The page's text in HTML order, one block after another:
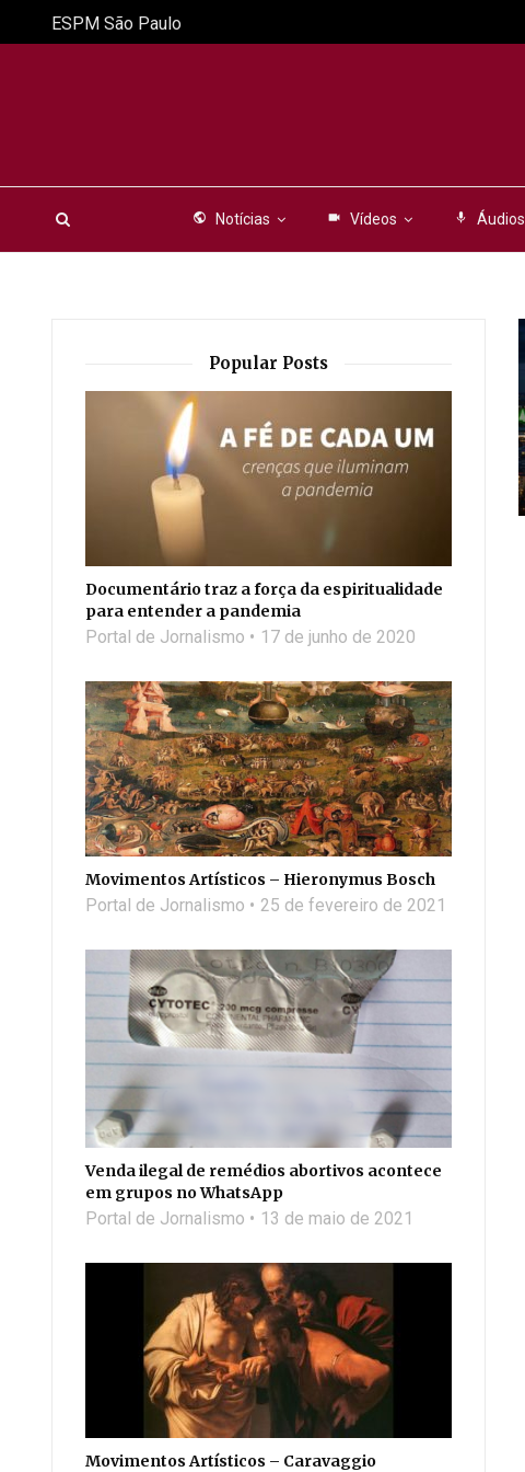
public Notícias videocam Vídeos mic Áudios
ESPM São Paulo
Popular Posts
Documentário traz a força da espiritualidade
para entender a pandemia
Portal de Jornalismo 17 de junho de 2020
Movimentos Artísticos – Hieronymus Bosch
Portal de Jornalismo 25 de fevereiro de 2021
Venda ilegal de remédios abortivos acontece
em grupos no WhatsApp
Portal de Jornalismo 13 de maio de 2021
Movimentos Artísticos – Caravaggio